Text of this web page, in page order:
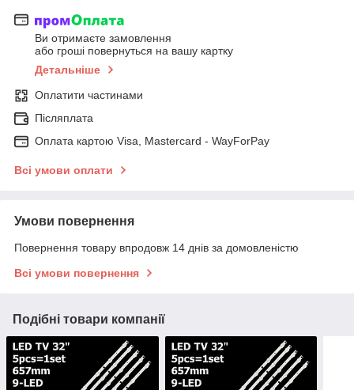
Ви отримаєте замовлення
або гроші повернуться на вашу картку
Детальніше
Оплатити частинами
Післяплата
Оплата картою Visa, Mastercard - WayForPay
Всі умови оплати
Умови повернення
Повернення товару впродовж 14 днів за домовленістю
Всі умови повернення
Подібні товари компанії